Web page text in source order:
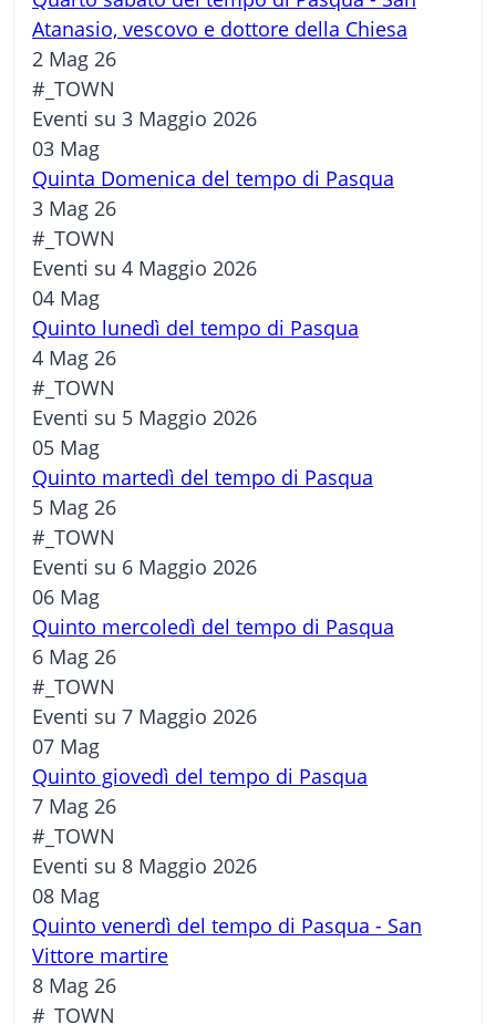
Atanasio, vescovo e dottore della Chiesa
2 Mag 26
#_TOWN
Eventi su 3 Maggio 2026
03 Mag
Quinta Domenica del tempo di Pasqua
3 Mag 26
#_TOWN
Eventi su 4 Maggio 2026
04 Mag
Quinto lunedì del tempo di Pasqua
4 Mag 26
#_TOWN
Eventi su 5 Maggio 2026
05 Mag
Quinto martedì del tempo di Pasqua
5 Mag 26
#_TOWN
Eventi su 6 Maggio 2026
06 Mag
Quinto mercoledì del tempo di Pasqua
6 Mag 26
#_TOWN
Eventi su 7 Maggio 2026
07 Mag
Quinto giovedì del tempo di Pasqua
7 Mag 26
#_TOWN
Eventi su 8 Maggio 2026
08 Mag
Quinto venerdì del tempo di Pasqua - San
Vittore martire
8 Mag 26
#_TOWN